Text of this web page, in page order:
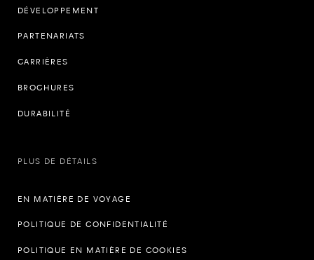
DÉVELOPPEMENT
PARTENARIATS
CARRIÈRES
BROCHURES
DURABILITÉ
PLUS DE DÉTAILS
EN MATIÈRE DE VOYAGE
POLITIQUE DE CONFIDENTIALITÉ
POLITIQUE EN MATIÈRE DE COOKIES